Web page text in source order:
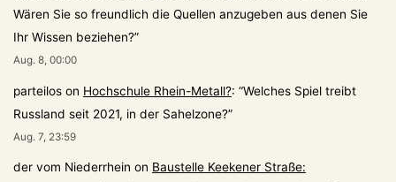
Wären Sie so freundlich die Quellen anzugeben aus denen Sie
Ihr Wissen beziehen?”
Aug. 8, 00:00
parteilos on Hochschule Rhein-Metall?: “Welches Spiel treibt
Russland seit 2021, in der Sahelzone?”
Aug. 7, 23:59
der vom Niederrhein on Baustelle Keekener Straße: